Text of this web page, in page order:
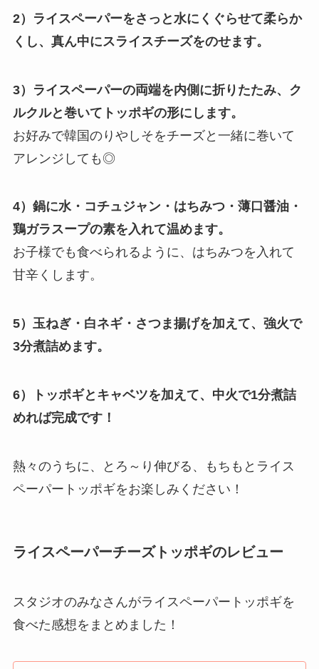
2）ライスペーパーをさっと水にくぐらせて柔らか
くし、真ん中にスライスチーズをのせます。
3）ライスペーパーの両端を内側に折りたたみ、ク
ルクルと巻いてトッポギの形にします。
お好みで韓国のりやしそをチーズと一緒に巻いて
アレンジしても◎
4）鍋に水・コチュジャン・はちみつ・薄口醤油・
鶏ガラスープの素を入れて温めます。
お子様でも食べられるように、はちみつを入れて
甘辛くします。
5）玉ねぎ・白ネギ・さつま揚げを加えて、強火で
3分煮詰めます。
6）トッポギとキャベツを加えて、中火で1分煮詰
めれば完成です！
熱々のうちに、とろ～り伸びる、もちもとライス
ペーパートッポギをお楽しみください！
ライスペーパーチーズトッポギのレビュー
スタジオのみなさんがライスペーパートッポギを
食べた感想をまとめました！